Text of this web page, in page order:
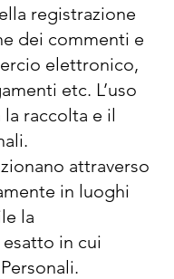
registrazione
dei commenti e
elettronico,
etc. L’uso
raccolta e il
attraverso
in luoghi
la
in cui